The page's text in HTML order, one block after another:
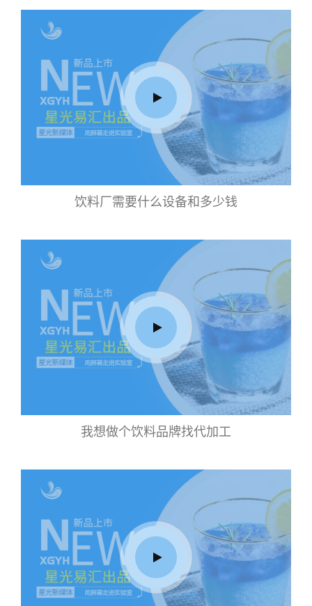
饮料厂需要什么设备和多少钱
我想做个饮料品牌找代加工